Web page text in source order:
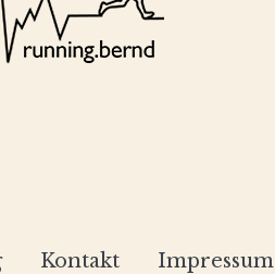
Kontakt Impressum